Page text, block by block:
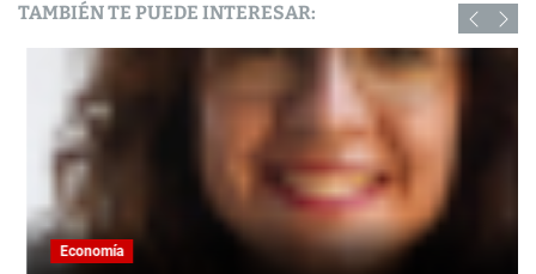
TAMBIÉN TE PUEDE INTERESAR:
Economía